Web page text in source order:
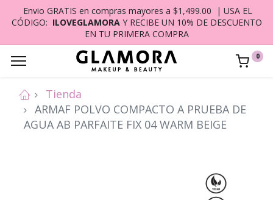
Envio GRATIS en compras mayores a $1,499.00 | USA EL
CÓDIGO: ILOVEGLAMORA Y RECIBE UN 10% DE DESCUENTO
EN TU PRIMERA COMPRA
0
Tienda
ARMAF POLVO COMPACTO A PRUEBA DE
AGUA AB PARFAITE FIX 04 WARM BEIGE